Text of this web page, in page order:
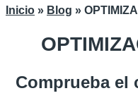
Inicio » Blog »
Comprueba